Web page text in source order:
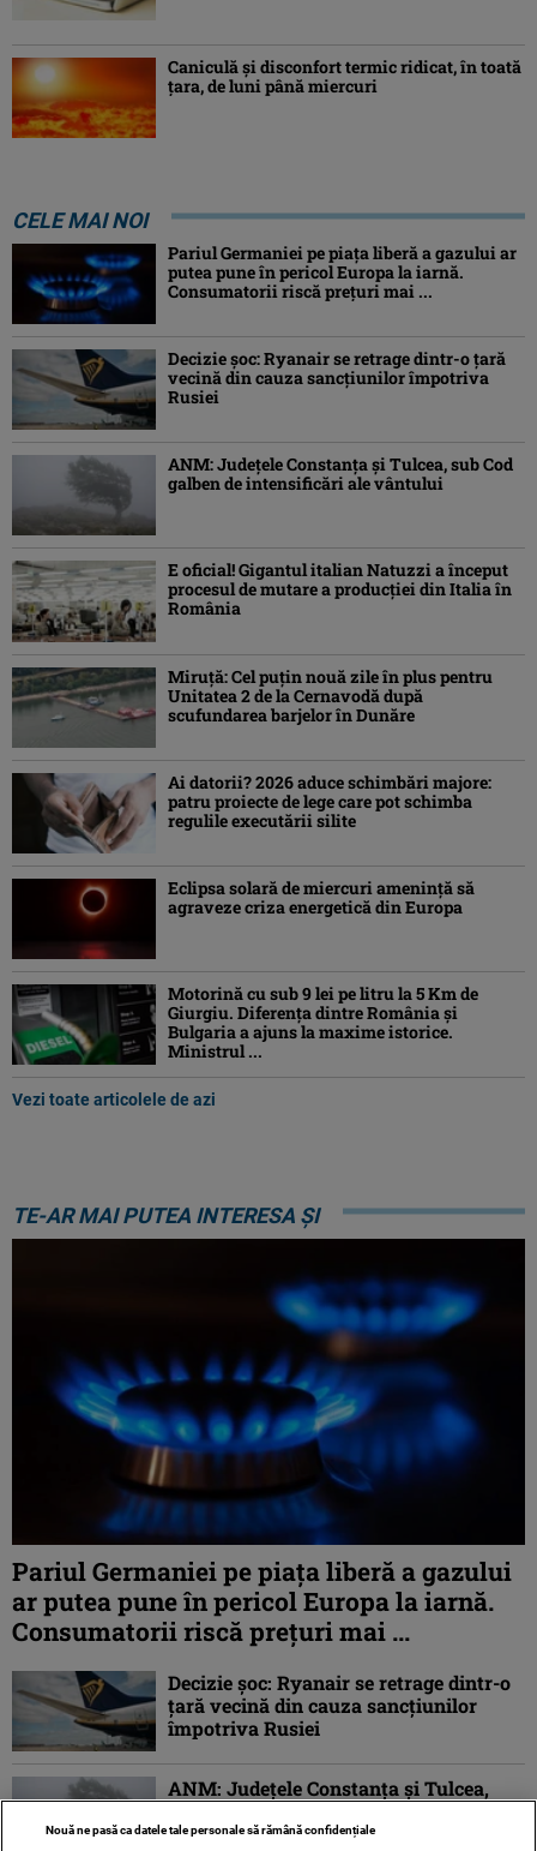
Caniculă şi disconfort termic ridicat, în toată
ţara, de luni până miercuri
CELE MAI NOI
Pariul Germaniei pe piaţa liberă a gazului ar
putea pune în pericol Europa la iarnă.
Consumatorii riscă preţuri mai ...
Decizie șoc: Ryanair se retrage dintr-o țară
vecină din cauza sancțiunilor împotriva
Rusiei
ANM: Judeţele Constanţa şi Tulcea, sub Cod
galben de intensificări ale vântului
E oficial! Gigantul italian Natuzzi a început
procesul de mutare a producției din Italia în
România
Miruță: Cel puțin nouă zile în plus pentru
Unitatea 2 de la Cernavodă după
scufundarea barjelor în Dunăre
Ai datorii? 2026 aduce schimbări majore:
patru proiecte de lege care pot schimba
regulile executării silite
Eclipsa solară de miercuri ameninţă să
agraveze criza energetică din Europa
Motorină cu sub 9 lei pe litru la 5 Km de
Giurgiu. Diferența dintre România și
Bulgaria a ajuns la maxime istorice.
Ministrul ...
Vezi toate articolele de azi
TE-AR MAI PUTEA INTERESA ȘI
Pariul Germaniei pe piaţa liberă a gazului
ar putea pune în pericol Europa la iarnă.
Consumatorii riscă preţuri mai ...
Decizie șoc: Ryanair se retrage dintr-o
țară vecină din cauza sancțiunilor
împotriva Rusiei
ANM: Judeţele Constanţa şi Tulcea,
vântului
Nouă ne pasă ca datele tale personale să rămână confidențiale